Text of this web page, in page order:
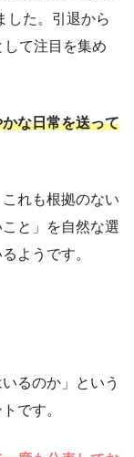
した。引退から
て注目を集め
な日常を送って
れも根拠のない
と」を自然な選
ようです。
るのか」という
です。